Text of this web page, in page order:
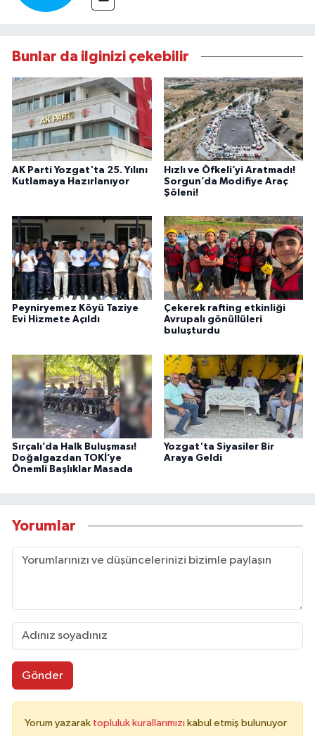
Bunlar da ilginizi çekebilir
AK Parti Yozgat'ta 25. Yılını
Kutlamaya Hazırlanıyor
Hızlı ve Öfkeli’yi Aratmadı!
Sorgun’da Modifiye Araç
Şöleni!
Peyniryemez Köyü Taziye
Evi Hizmete Açıldı
Çekerek rafting etkinliği
Avrupalı gönüllüleri
buluşturdu
Sırçalı’da Halk Buluşması!
Doğalgazdan TOKİ’ye
Önemli Başlıklar Masada
Yozgat'ta Siyasiler Bir
Araya Geldi
Yorumlar
Gönder
Yorum yazarak topluluk kurallarımızı kabul etmiş bulunuyor